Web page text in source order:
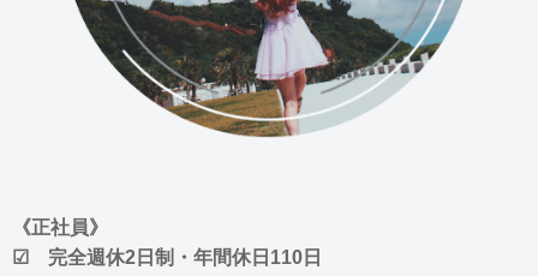
《正社員》
☑ 完全週休2日制・年間休日110日